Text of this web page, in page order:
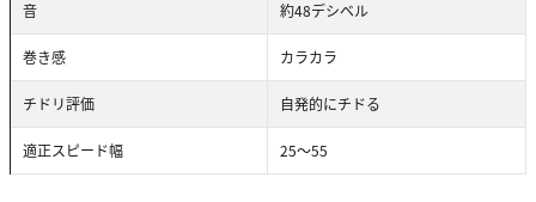
音 約48デシベル
巻き感 カラカラ
チドリ評価 自発的にチドる
適正スピード幅 25〜55